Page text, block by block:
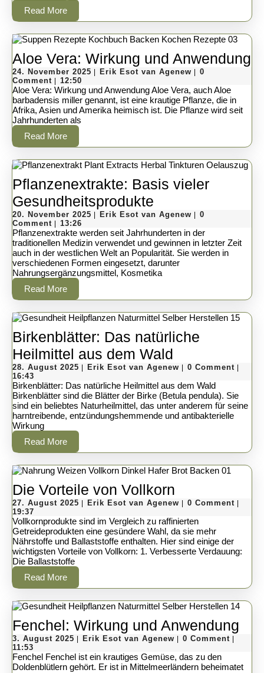
Read MoreRead
More
Aloe Vera: Wirkung und Anwendung
24. November 2025 24.
2025
Erik Esot van Agenew Erik
van
Agenew
0
Comment
12:50
Aloe Vera: Wirkung und Anwendung Aloe Vera, auch Aloe
barbadensis miller genannt, ist eine krautige Pflanze, die in
Afrika, Asien und Amerika heimisch ist. Die Pflanze wird seit
Jahrhunderten als
Read MoreRead
More
Pflanzenextrakte: Basis vieler
Gesundheitsprodukte
Basis
vieler
20. November 2025 20.
2025
Erik Esot van Agenew Erik
van
Agenew
0
Comment
13:26
Pflanzenextrakte werden seit Jahrhunderten in der
traditionellen Medizin verwendet und gewinnen in letzter Zeit
auch in der westlichen Welt an Popularität. Sie werden in
verschiedenen Formen eingesetzt, darunter
Nahrungsergänzungsmittel, Kosmetika
Read MoreRead
More
Birkenblätter: Das natürliche
Heilmittel aus dem Wald
Das
natürliche
Heilmittel
aus
Wald
28. August 2025 28.
2025
Erik Esot van Agenew Erik
van
Agenew
0 Comment
16:43
Birkenblätter: Das natürliche Heilmittel aus dem Wald
Birkenblätter sind die Blätter der Birke (Betula pendula). Sie
sind ein beliebtes Naturheilmittel, das unter anderem für seine
harntreibende, entzündungshemmende und antibakterielle
Wirkung
Read MoreRead
More
Die Vorteile von Vollkorn
Vorteile
von
Vollkorn
27. August 2025 27.
2025
Erik Esot van Agenew Erik
van
Agenew
0 Comment
19:37
Vollkornprodukte sind im Vergleich zu raffinierten
Getreideprodukten eine gesündere Wahl, da sie mehr
Nährstoffe und Ballaststoffe enthalten. Hier sind einige der
wichtigsten Vorteile von Vollkorn: 1. Verbesserte Verdauung:
Die Ballaststoffe
Read MoreRead
More
Fenchel: Wirkung und Anwendung
3. August 2025 3.
2025
Erik Esot van Agenew Erik
van
Agenew
0 Comment
11:53
Fenchel Fenchel ist ein krautiges Gemüse, das zu den
Doldenblütlern gehört. Er ist in Mittelmeerländern beheimatet